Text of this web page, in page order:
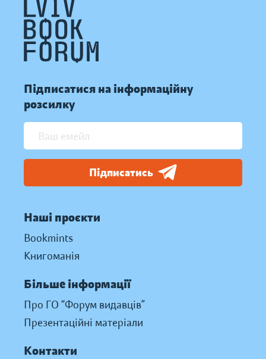
Підписатися на інформаційну
розсилку
Підписатись
Наші проєкти
Bookmints
Книгоманія
Більше інформації
Про ГО “Форум видавців”
Презентаційні матеріали
Контакти